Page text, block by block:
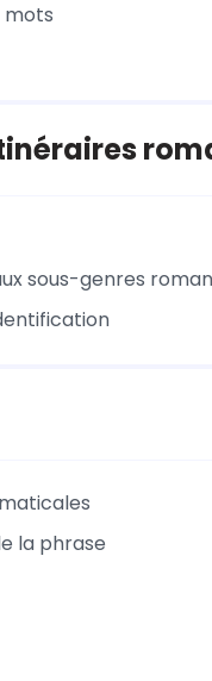
mots
sous-genres
la phrase